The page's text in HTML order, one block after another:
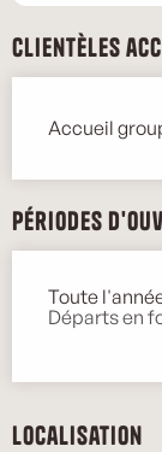
Clientèles
Accueil
Périodes
Toute
Départs en
Localisation